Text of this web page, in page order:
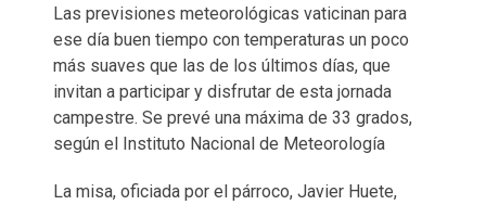
Las previsiones meteorológicas vaticinan para
ese día buen tiempo con temperaturas un poco
más suaves que las de los últimos días, que
invitan a participar y disfrutar de esta jornada
campestre. Se prevé una máxima de 33 grados,
según el Instituto Nacional de Meteorología
La misa, oficiada por el párroco, Javier Huete,